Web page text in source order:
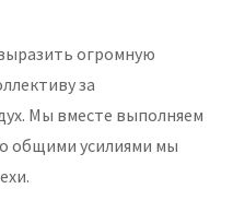
огромную
за
Мы вместе выполняем
общими усилиями мы